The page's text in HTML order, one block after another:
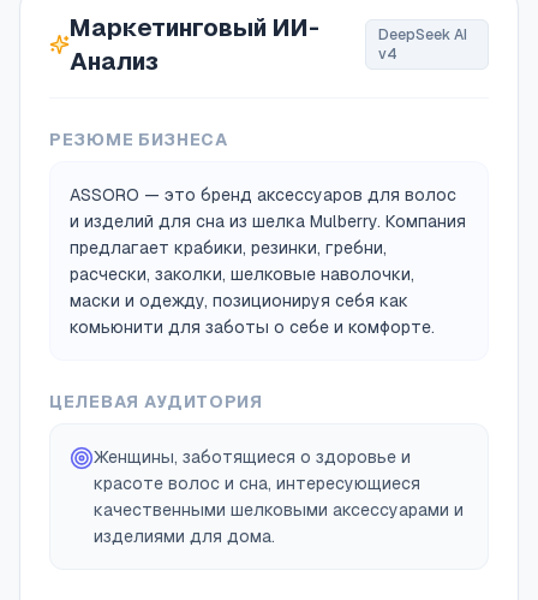
Маркетинговый ИИ-
Анализ
DeepSeek AI
v4
РЕЗЮМЕ БИЗНЕСА
ASSORO — это бренд аксессуаров для волос
и изделий для сна из шелка Mulberry. Компания
предлагает крабики, резинки, гребни,
расчески, заколки, шелковые наволочки,
маски и одежду, позиционируя себя как
комьюнити для заботы о себе и комфорте.
ЦЕЛЕВАЯ АУДИТОРИЯ
Женщины, заботящиеся о здоровье и
красоте волос и сна, интересующиеся
качественными шелковыми аксессуарами и
изделиями для дома.